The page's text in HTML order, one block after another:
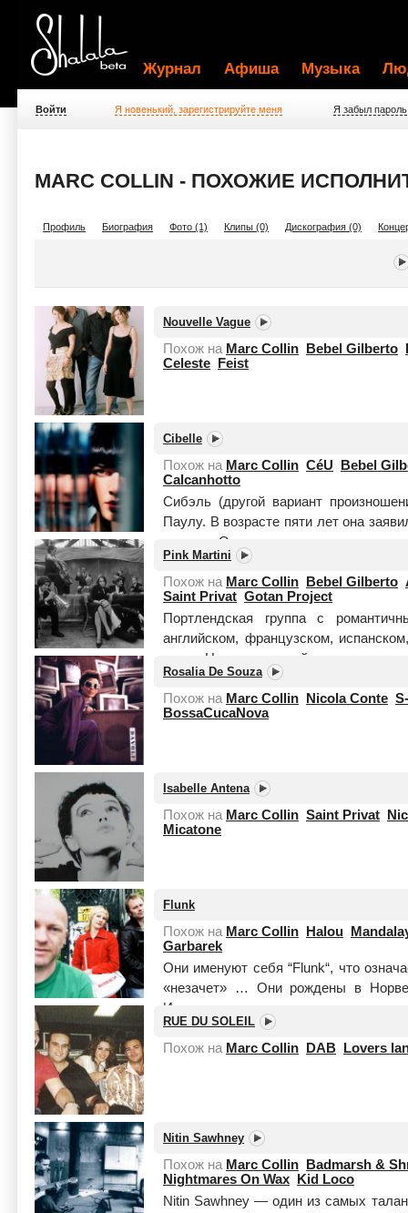
Журнал Афиша Музыка
Войти Я новенький, зарегистрируйте меня Я забыл пароль
MARC COLLIN - ПОХОЖИЕ
Профиль Биография Фото (1) Клипы (0) Дискография (0)
Nouvelle Vague
Похож на Marc Collin Bebel Gilberto
Celeste
Feist
Cibelle
Похож на Marc Collin CéU
Bebel
Calcanhotto
Сибэль (другой вариант
Паулу. В возрасте пяти лет она
гитаре. Освоив инструмент, она
перкуссию и наконец всерьез занял...
Pink Martini
Похож на Marc Collin Bebel Gilberto
Saint Privat Gotan Project
Портлендская группа с
английском, французском,
сразу. На сегодняшний день у
и пер...Читать целиком
Rosalia De Souza
Похож на Marc Collin Nicola Conte
BossaCucaNova
Isabelle Antena
Похож на Marc Collin Saint Privat
Micatone
Flunk
Похож на Marc Collin Halou
Garbarek
Они именуют себя “Flunk“, что
«незачет» … Они рождены в
Известность к ним пришла с выходом
RUE DU SOLEIL
Похож на Marc Collin DAB Lovers
Nitin Sawhney
Похож на Marc Collin
Badmarsh &
Nightmares On Wax
Kid Loco
Nitin Sawhney — один из самых